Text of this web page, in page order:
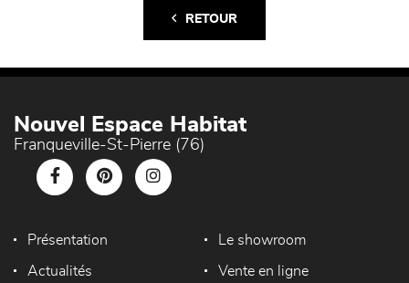
RETOUR
Nouvel Espace Habitat
Franqueville-St-Pierre (76)
Présentation Le showroom
Actualités Vente en ligne